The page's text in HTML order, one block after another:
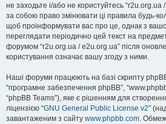
не заходьте і/або не користуйтесь
за собою право змінювати ці правила будь-
щоб проінформувати вас про це, однак з
переглядати періодично цей текст на
форумом “r2u.org.ua / e2u.org.ua” після
користування означає вашу згоду з ними.
Наші форуми працюють на базі скрипту phpBB
“програмне забезпечення phpBB”,
“phpBB Teams”), яке є рішенням для
ліцензією “GNU General Public License v2”
завантаженим з сайту www.phpbb.com.